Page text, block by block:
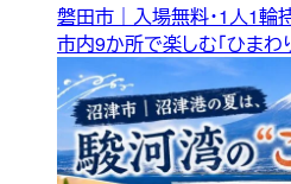
磐田市｜入場無料・1人1輪
市内9か所で楽しむ「ひまわ